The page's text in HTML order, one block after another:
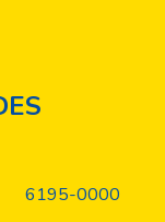
6195-0000